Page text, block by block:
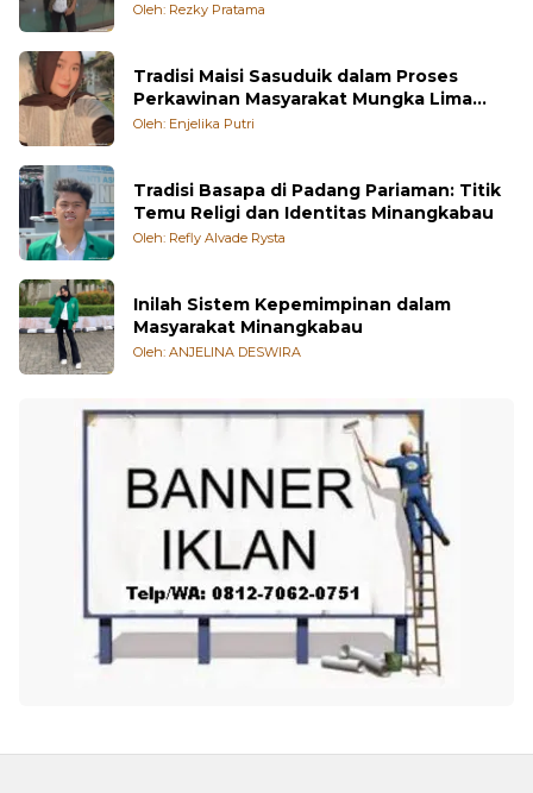
Oleh: Rezky Pratama
Tradisi Maisi Sasuduik dalam Proses
Perkawinan Masyarakat Mungka Lima
Puluh Kota
Oleh: Enjelika Putri
Tradisi Basapa di Padang Pariaman: Titik
Temu Religi dan Identitas Minangkabau
Oleh: Refly Alvade Rysta
Inilah Sistem Kepemimpinan dalam
Masyarakat Minangkabau
Oleh: ANJELINA DESWIRA